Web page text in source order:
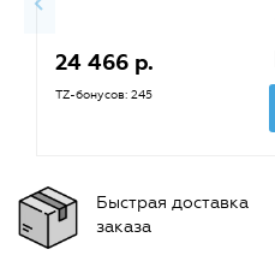
24 466 р.
TZ-бонусов: 245
Быстрая доставка
заказа